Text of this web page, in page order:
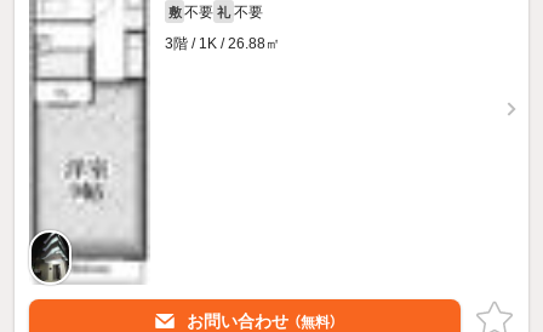
敷 不要 礼 不要
3階 / 1K / 26.88㎡
お問い合わせ （無料）